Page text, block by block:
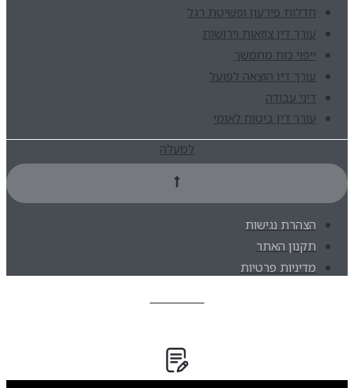
חדלות פירעון ופשיטת רגל
עורך דין צוואות וירושות
ייפוי כוח מתמשך
עורך דין הוצאה לפועל
דיני עבודה
עורך דין ביטוח לאומי
למעלה
הצהרת נגישות
תקנון האתר
מדיניות פרטיות